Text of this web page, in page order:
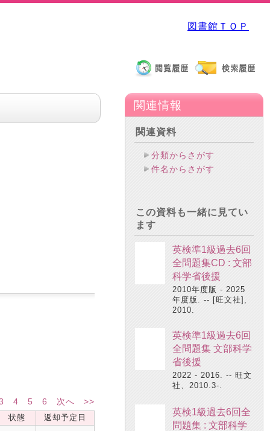
図書館ＴＯＰ
4 5 6 次へ >>
状態 返却予定日
関連情報
関連資料
分類からさがす
件名からさがす
この資料も一緒に見てい
ます
英検準1級過去6回
全問題集CD : 文部
科学省後援
2010年度版 - 2025
年度版. -- [旺文社],
2010.
英検準1級過去6回
全問題集 文部科学
省後援
2022 - 2016. -- 旺文
社、2010.3-.
英検1級過去6回全
問題集 : 文部科学